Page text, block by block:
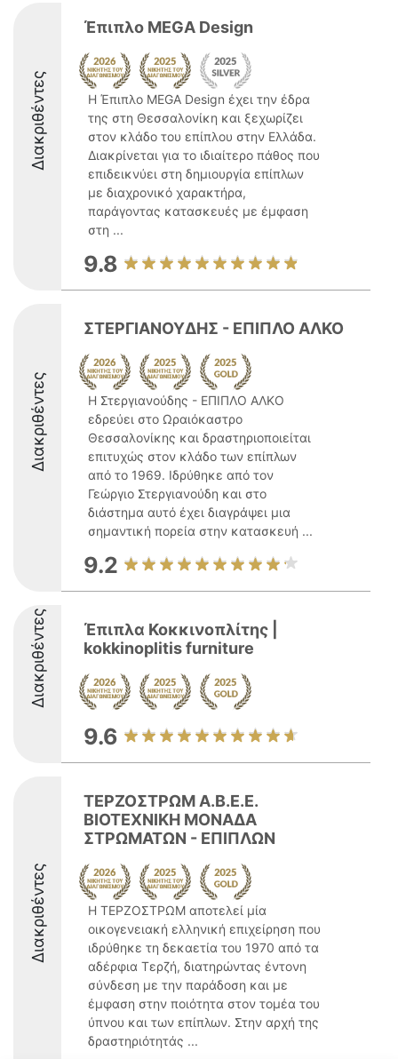
Διακριθέντες
Έπιπλο MEGA Design
Η Έπιπλο MEGA Design έχει την έδρα
της στη Θεσσαλονίκη και ξεχωρίζει
στον κλάδο του επίπλου στην Ελλάδα.
Διακρίνεται για το ιδιαίτερο πάθος που
επιδεικνύει στη δημιουργία επίπλων
με διαχρονικό χαρακτήρα,
παράγοντας κατασκευές με έμφαση
στη ...
9.8
Διακριθέντες
ΣΤΕΡΓΙΑΝΟΥΔΗΣ - ΕΠΙΠΛΟ ΑΛΚΟ
Η Στεργιανούδης - ΕΠΙΠΛΟ ΑΛΚΟ
εδρεύει στο Ωραιόκαστρο
Θεσσαλονίκης και δραστηριοποιείται
επιτυχώς στον κλάδο των επίπλων
από το 1969. Ιδρύθηκε από τον
Γεώργιο Στεργιανούδη και στο
διάστημα αυτό έχει διαγράψει μια
σημαντική πορεία στην κατασκευή ...
9.2
Διακριθέντες
Έπιπλα Κοκκινοπλίτης |
kokkinoplitis furniture
9.6
Διακριθέντες
ΤΕΡΖΟΣΤΡΩΜ Α.Β.Ε.Ε.
ΒΙΟΤΕΧΝΙΚΗ ΜΟΝΑΔΑ
ΣΤΡΩΜΑΤΩΝ - ΕΠΙΠΛΩΝ
Η ΤΕΡΖΟΣΤΡΩΜ αποτελεί μία
οικογενειακή ελληνική επιχείρηση που
ιδρύθηκε τη δεκαετία του 1970 από τα
αδέρφια Τερζή, διατηρώντας έντονη
σύνδεση με την παράδοση και με
έμφαση στην ποιότητα στον τομέα του
ύπνου και των επίπλων. Στην αρχή της
δραστηριότητάς ...